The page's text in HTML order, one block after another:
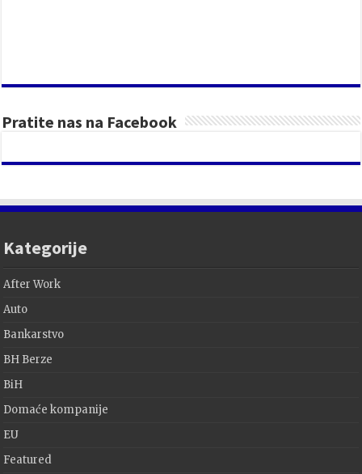
Pratite nas na Facebook
Kategorije
After Work
Auto
Bankarstvo
BH Berze
BiH
Domaće kompanije
EU
Featured